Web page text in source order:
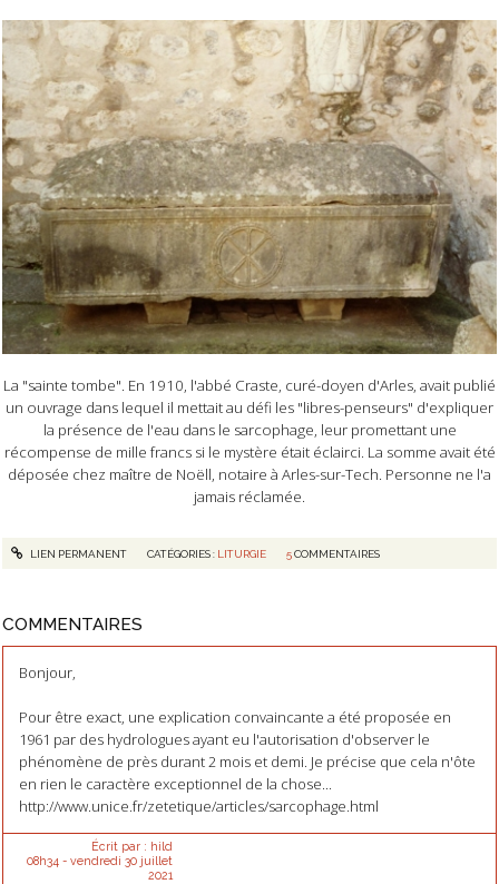
La "sainte tombe". En 1910, l'abbé Craste, curé-doyen d'Arles, avait publié
un ouvrage dans lequel il mettait au défi les "libres-penseurs" d'expliquer
la présence de l'eau dans le sarcophage, leur promettant une
récompense de mille francs si le mystère était éclairci. La somme avait été
déposée chez maître de Noëll, notaire à Arles-sur-Tech. Personne ne l'a
jamais réclamée.
LIEN PERMANENT CATÉGORIES : LITURGIE 5COMMENTAIRES
COMMENTAIRES
Bonjour,
Pour être exact, une explication convaincante a été proposée en
1961 par des hydrologues ayant eu l'autorisation d'observer le
phénomène de près durant 2 mois et demi. Je précise que cela n'ôte
en rien le caractère exceptionnel de la chose...
http://www.unice.fr/zetetique/articles/sarcophage.html
Écrit par : hild
08h34 - vendredi 30 juillet
2021